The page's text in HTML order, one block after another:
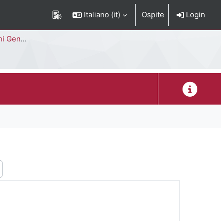
Italiano ‎(it)‎ Ospite Login
di Studi